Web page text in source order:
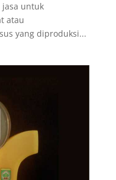
untuk
atau
yang diproduksi...